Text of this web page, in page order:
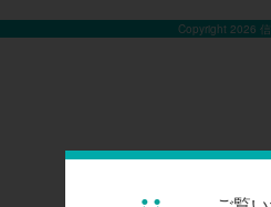
Copyright 2026